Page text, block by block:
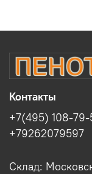
Контакты
+7(495) 108-79-
+79262079597
Склад: